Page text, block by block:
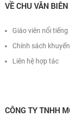
VỀ CHU VĂN BIÊN
Giáo viên nổi tiếng
Chính sách
Liên hệ hợp tác
CÔNG TY TNHH